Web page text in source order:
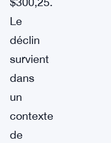
Le
déclin
survient
dans
un
contexte
de